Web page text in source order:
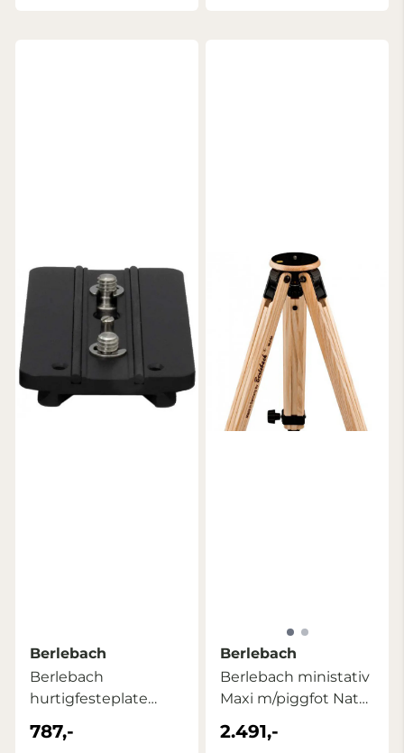
Berlebach
Berlebach
hurtigfesteplate
050M
787,-
Berlebach
Berlebach ministativ
Maxi m/piggfot Natur
(1/4" ...
2.491,-